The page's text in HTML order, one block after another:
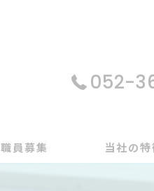
052-
職員募集 当社の特